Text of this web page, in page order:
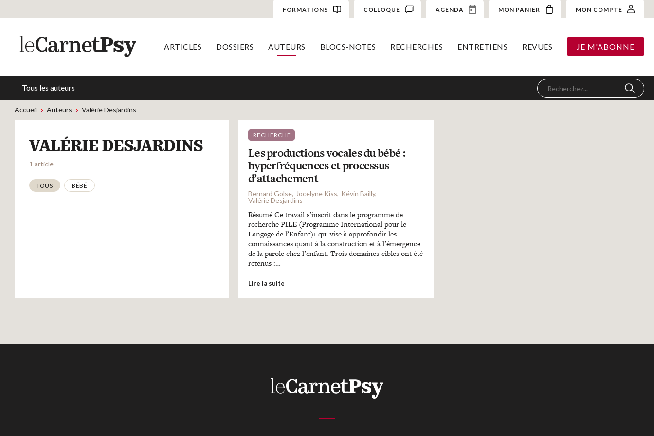
FORMATIONS COLLOQUE AGENDA MON PANIER MON COMPTE
ARTICLES DOSSIERS AUTEURS BLOCS-NOTES RECHERCHES ENTRETIENS REVUES JE M'ABONNE
Tous les auteurs
Accueil Auteurs Valérie Desjardins
VALÉRIE DESJARDINS
1 article
Thématiques
TOUS BÉBÉ
RECHERCHE
Les productions vocales du bébé :
hyperfréquences et processus
d’attachement
Bernard Golse Jocelyne Kiss Kévin Bailly
Valérie Desjardins
Résumé Ce travail s’inscrit dans le programme de
recherche PILE (Programme International pour le
Langage de l’Enfant)1 qui vise à approfondir les
connaissances quant à la construction et à l’émergence
de la parole chez l’enfant. Trois domaines-cibles ont été
retenus :…
Lire la suite